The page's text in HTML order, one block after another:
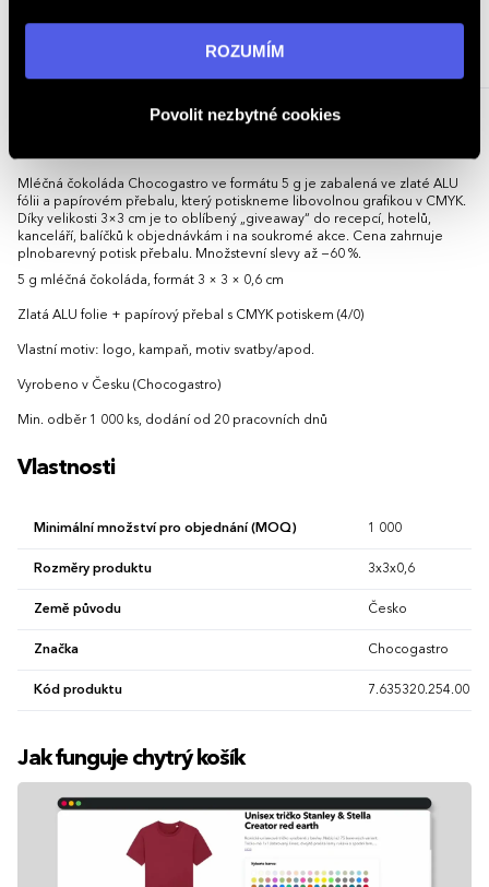
informací navštivte naši stránkuzásadách ochrany
ROZUMÍM
Povolit nezbytné cookies
Mléčná čokoláda Chocogastro ve formátu 5 g je zabalená ve zlaté ALU
fólii a papírovém přebalu, který potiskneme libovolnou grafikou v CMYK.
Díky velikosti 3×3 cm je to oblíbený „giveaway“ do recepcí, hotelů,
kanceláří, balíčků k objednávkám i na soukromé akce. Cena zahrnuje
plnobarevný potisk přebalu. Množstevní slevy až −60 %.
5 g mléčná čokoláda, formát 3 × 3 × 0,6 cm
Zlatá ALU folie + papírový přebal s CMYK potiskem (4/0)
Vlastní motiv: logo, kampaň, motiv svatby/apod.
Vyrobeno v Česku (Chocogastro)
Min. odběr 1 000 ks, dodání od 20 pracovních dnů
Vlastnosti
Minimální množství pro objednání (MOQ) 1 000
Rozměry produktu 3x3x0,6
Země původu Česko
Značka Chocogastro
Kód produktu 7.635320.254.00
Jak funguje chytrý košík